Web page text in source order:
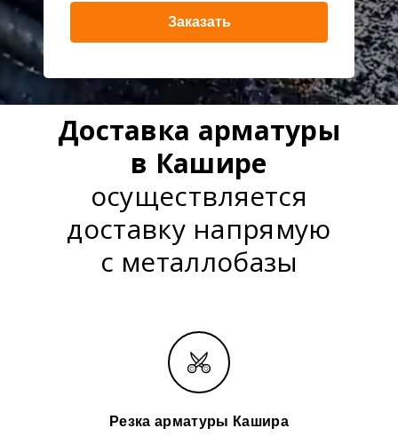
Заказать
Доставка арматуры
в Кашире
осуществляется
доставку напрямую
с металлобазы
Резка арматуры Кашира